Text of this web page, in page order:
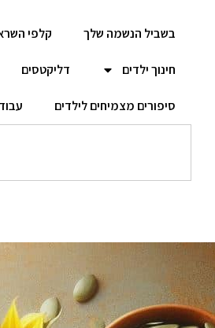
בשביל הנשמה שלך קלפי
חינוך ילדים דליקטסים
סיפורים מצמיחים לילדים